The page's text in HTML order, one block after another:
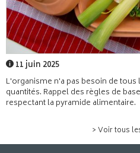
11 juin 2025
L'organisme n'a pas besoin de
quantités. Rappel des règles de
respectant la pyramide alimentaire.
> Voir tous